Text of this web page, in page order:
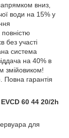
вниз,
води на 15% у
без участі
система
на 40% в
змійовиком!
гарантія
60 44 20/2h
для